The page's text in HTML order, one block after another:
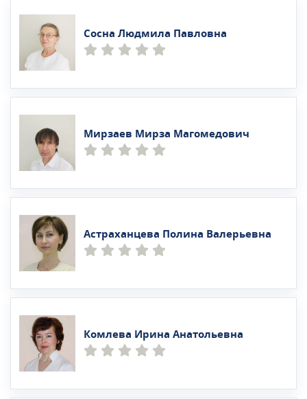
Сосна Людмила Павловна
Мирзаев Мирза Магомедович
Астраханцева Полина Валерьевна
Комлева Ирина Анатольевна